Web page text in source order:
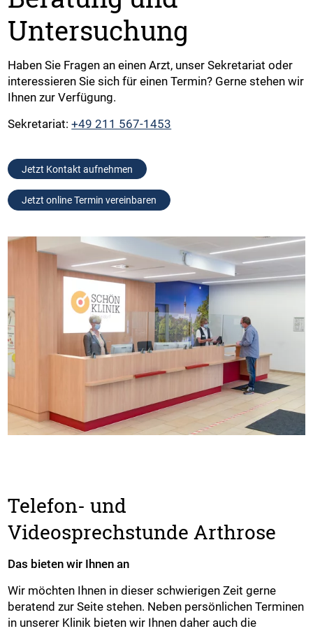
Untersuchung
Haben Sie Fragen an einen Arzt, unser Sekretariat oder
interessieren Sie sich für einen Termin? Gerne stehen wir
Ihnen zur Verfügung.
Sekretariat:+49 211 567-1453
Jetzt Kontakt aufnehmen
Jetzt online Termin vereinbaren
Telefon- und
Videosprechstunde Arthrose
Das bieten wir Ihnen an
Wir möchten Ihnen in dieser schwierigen Zeit gerne
beratend zur Seite stehen. Neben persönlichen Terminen
in unserer Klinik bieten wir Ihnen daher auch die